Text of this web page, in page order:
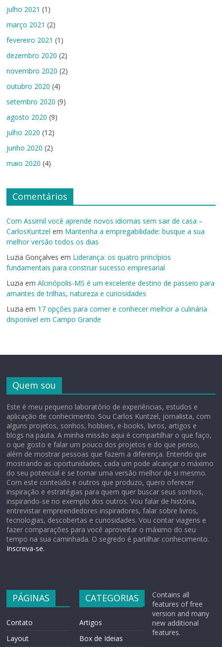
julho 2021 (1)
março 2021 (2)
fevereiro 2021 (1)
dezembro 2020 (2)
novembro 2020 (2)
outubro 2020 (4)
setembro 2020 (9)
agosto 2020 (9)
julho 2020 (12)
junho 2020 (2)
maio 2020 (4)
Comentários
Com Assimil você aprende novos idiomas sem sair de casa –
CarlosKuntzel em Mantenha a empregabilidade: busque a sua
melhor versão todos os dias
Luzia Gonçalves em Liderança: os quatro princípios
fundamentais para construir sucesso empresarial
Luzia emAlcinópolis-MS é um excelente destino de passeio para
amantes de trilhas, natureza e curiosidades
Luzia em 17 opções para comer e conhecer melhor a culinária
disponível em Campo Grande
Quem sou
Este é meu pequeno laboratório de experiências, estudos e
aplicação de conhecimento. Sou Carlos Kuntzel, jornalista, com
alguns projetos, sonhos, hobbies, e-books, livros, artigos e
blogs na pauta. A minha missão aqui é compartilhar o que faço,
o que gosto e falar um pouco dos projetos e do que penso,
além de mostrar pessoas que fazem a diferença. Entendo que
mostrando as oportunidades, cada um pode alcançar o máximo
do seu potencial e se tornar uma versão melhor de si mesmo.
Com este conteúdo e outros que produzo, quero oferecer
inspiração e estratégias para quem quer buscar seus sonhos,
inspirando-se no exemplo dos outros. Vou falar de história,
entrevistar empreendedores inspiradores, falar sobre livros,
tecnologias, descobertas e curiosidades. Vou contar viagens e
fazer comparações para você aproveitar o máximo do seu
tempo na sua caminhada. O segredo é partilhar conhecimento.
Inscreva-se.
PÁGINAS
Contato
Layout
CATEGORIAS
Artigos
Box de Ideias
Contains all
features of free
version and many
new additional
features.